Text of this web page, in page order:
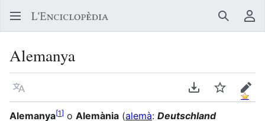
Buscar
Alemanya
Llegir en un atre idioma Descarregar en
Vigilar
Alemanya[1] o Alemània (alemà: Deutschland